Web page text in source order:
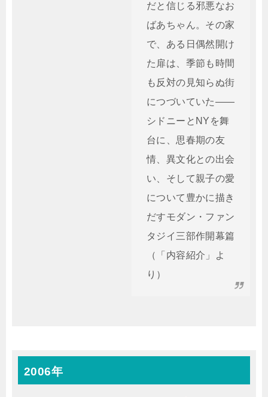
だと信じる邪悪なお
ばあちゃん。その家
で、ある日偶然開け
た扉は、季節も時間
も反対の見知らぬ街
につづいていた――
シドニーとNYを舞
台に、思春期の友
情、異文化との出会
い、そして親子の愛
について豊かに描き
だすモダン・ファン
タジイ三部作開幕篇
（「内容紹介」よ
り）
2006年